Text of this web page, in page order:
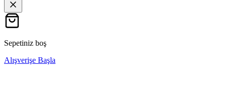
Sepetiniz boş
Alışverişe Başla